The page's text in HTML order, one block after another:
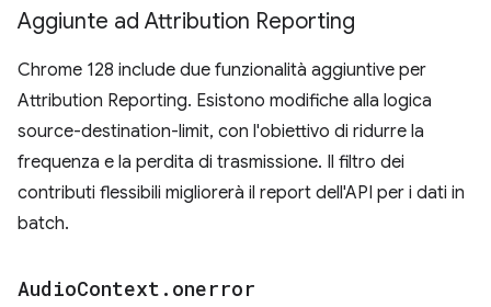
Aggiunte ad Attribution Reporting
Chrome 128 include due funzionalità aggiuntive per
Attribution Reporting. Esistono modifiche alla logica
source-destination-limit, con l'obiettivo di ridurre la
frequenza e la perdita di trasmissione. Il filtro dei
contributi flessibili migliorerà il report dell'API per i dati in
batch.
AudioContext . onerror